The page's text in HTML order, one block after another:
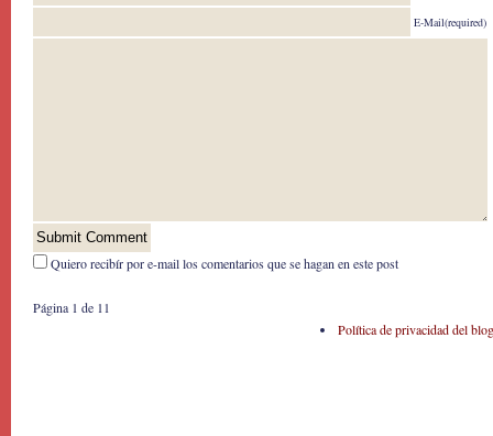
E-Mail(required)
Quiero recibír por e-mail los comentarios que se hagan en este post
Página 1 de 1 1
Política de privacidad del